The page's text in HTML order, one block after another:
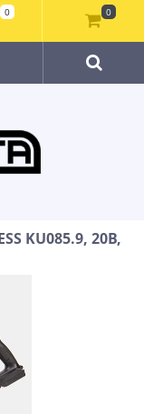
KU085.9, 20В,
0 0